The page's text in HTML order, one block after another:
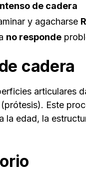
de cadera
y agacharse
no responde
cadera
articulares
Este
la edad, la